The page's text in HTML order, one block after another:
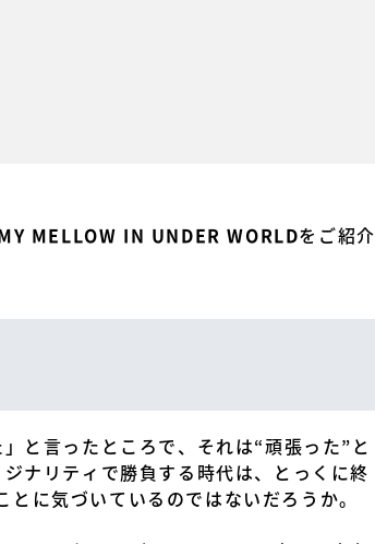
MELLOW IN UNDER WORLDをご紹介
と言ったところで、それは“頑張った”と
ナリティで勝負する時代は、とっくに終
に気づいているのではないだろうか。